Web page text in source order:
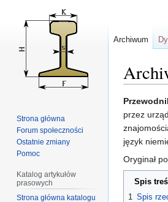
Przejdź
do
nawigacji
Przejdź
do
przez
język
Oryginał
Spis
1 Spis
Archiwum
Strona główna
Forum społeczności
Ostatnie zmiany
Pomoc
Katalog artykułów
prasowych
Strona główna katalogu